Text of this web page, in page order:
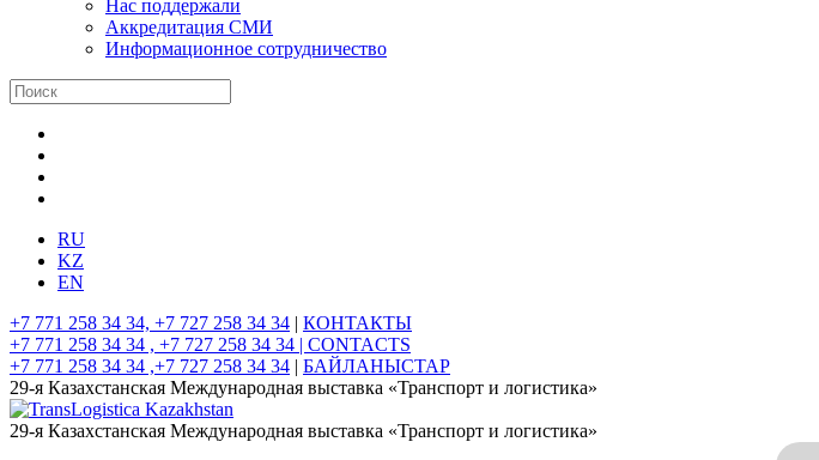
Нас поддержали
Аккредитация СМИ
Информационное сотрудничество
RU
KZ
EN
+7 771 258 34 34, +7 727 258 34 34 | КОНТАКТЫ
+7 771 258 34 34 , +7 727 258 34 34 | CONTACTS
+7 771 258 34 34 ,+7 727 258 34 34 | БАЙЛАНЫСТАР
29-я Казахстанская Международная выставка «Транспорт и логистика»
29-я Казахстанская Международная выставка «Транспорт и логистика»